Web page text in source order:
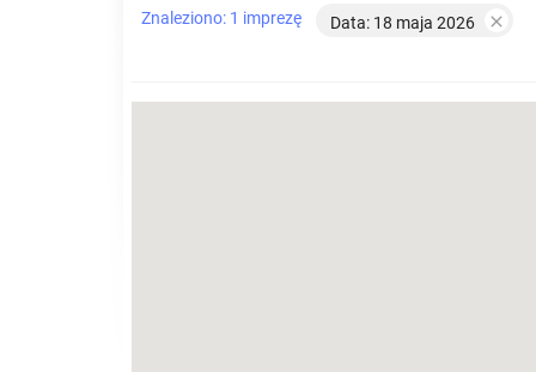
Znaleziono: 1 imprezę Data: 18 maja 2026 